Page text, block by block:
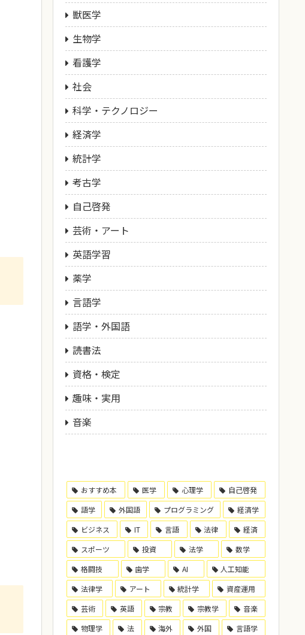
獣医学
生物学
看護学
社会
科学・テクノロジー
経済学
統計学
考古学
自己啓発
芸術・アート
英語学習
薬学
言語学
語学・外国語
読書法
資格・検定
趣味・実用
音楽
おすすめ本 医学 心理学
自己啓発
語学
外国語 プログラミング
経済学
ビジネス
IT 言語 法律
経済
スポーツ
投資 法学
数学
格闘技
歯学 AI
人工知能
法律学
アート 統計学
資産運用
芸術
英語 宗教 宗教学
音楽
物理学
法 海外 外国
言語学